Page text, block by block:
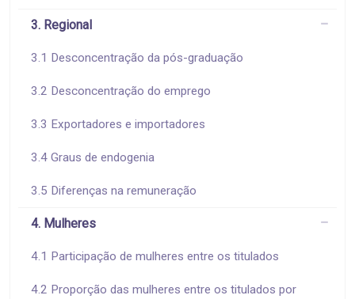
3. Regional
3.1 Desconcentração da pós-graduação
3.2 Desconcentração do emprego
3.3 Exportadores e importadores
3.4 Graus de endogenia
3.5 Diferenças na remuneração
4. Mulheres
4.1 Participação de mulheres entre os titulados
4.2 Proporção das mulheres entre os titulados por